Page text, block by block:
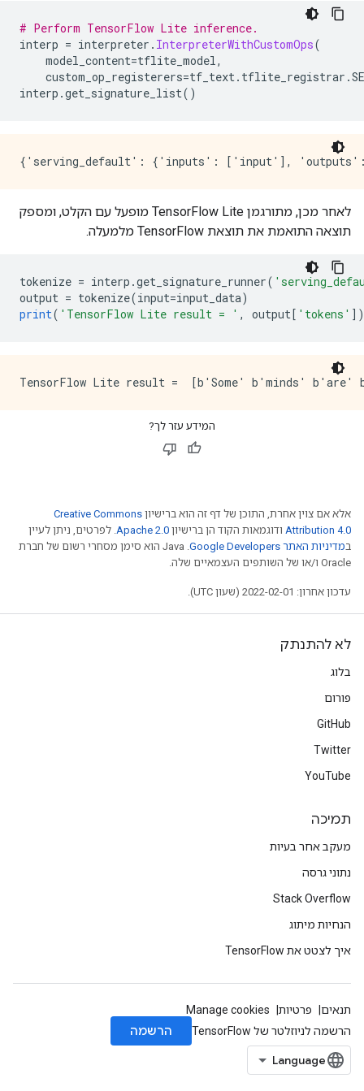
# Perform TensorFlow Lite inference.
interp = interpreter . InterpreterWithCustomOps(
model_content=tflite_model,
custom_op_registerers=tf_text. tflite_registrar .
interp .get_signature_list()
לאחר מכן, מתורגמן TensorFlow Lite מופעל עם הקלט, ומספק
תוצאה התואמת את תוצאת TensorFlow מלמעלה.
tokenize = interp .get_signature_runner(
output = tokenize(input=input_data)
print( 'TensorFlow Lite result = ' , output[ 'tokens' ])
המידע עזר לך?
אלא אם צוין אחרת, התוכן של דף זה הוא ברישיון Creative Commons
Attribution 4.0 ודוגמאות הקוד הן ברישיון Apache 2.0. לפרטים, ניתן לעיין
במדיניות האתר Google Developers‏
.‏ Java הוא סימן מסחרי רשום של חברת
Oracle ו/או של השותפים העצמאיים שלה.
עדכון אחרון: 2022-02-01 (שעון UTC).
לא להתנתק
בלוג
פורום
GitHub
Twitter
YouTube
תמיכה
מעקב אחר בעיות
נתוני גרסה
Stack Overflow
הנחיות מיתוג
איך לצטט את TensorFlow
תנאים פרטיות
Manage cookies
הרשמה לניוזלטר של TensorFlow
הרשמה